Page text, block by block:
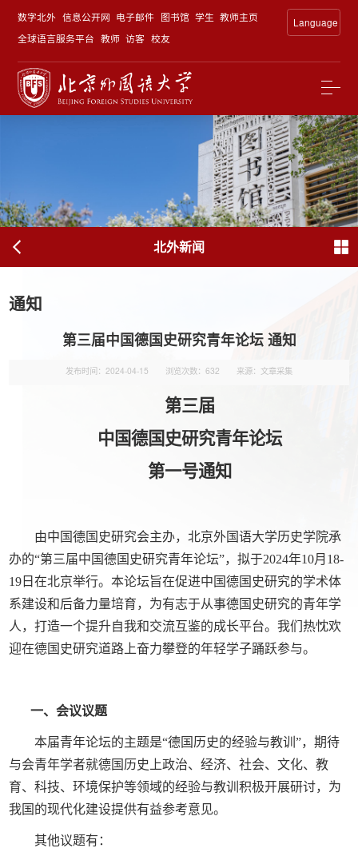
数字北外 信息公开网 电子邮件 图书馆 学生 教师主页
全球语言服务平台 教师 访客 校友
Language
北外新闻
通知
第三届中国德国史研究青年论坛 通知
发布时间：2024-04-15 浏览次数： 632 来源：文章采集
第三届
中国德国史研究青年论坛
第一号通知
由中国德国史研究会主办，北京外国语大学历史学院承
办的“第三届中国德国史研究青年论坛”，拟于2024年10月 18-
19 日在北京举行。本论坛旨在促进中国德国史研究的学术体
系建设和后备力量培育，为有志于从事德国史研究的青年学
人，打造一个提升自我和交流互鉴的成长平台。我们热忱欢
迎在德国史研究道路上奋力攀登的年轻学子踊跃参与。
一、会议议题
本届青年论坛的主题是“德国历史的经验与教训”，期待
与会青年学者就德国历史上政治、经济、社会、文化、教
育、科技、环境保护等领域的经验与教训积极开展研讨，为
我国的现代化建设提供有益参考意见。
其他议题有：